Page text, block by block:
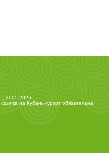
2005-2026
на Кубань курортобязательна.